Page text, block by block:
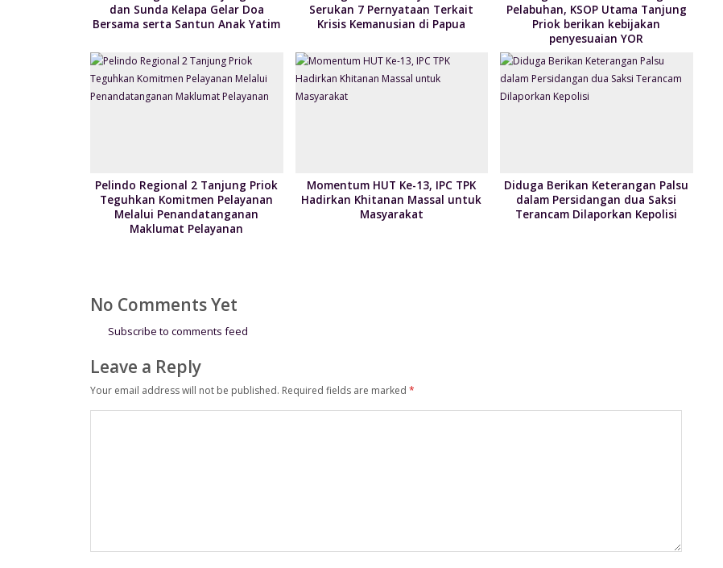
dan Sunda Kelapa Gelar Doa
Bersama serta Santun Anak Yatim
Serukan 7 Pernyataan Terkait
Krisis Kemanusian di Papua
Pelabuhan, KSOP Utama Tanjung
Priok berikan kebijakan
penyesuaian YOR
Pelindo Regional 2 Tanjung Priok
Teguhkan Komitmen Pelayanan
Melalui Penandatanganan
Maklumat Pelayanan
Momentum HUT Ke-13, IPC TPK
Hadirkan Khitanan Massal untuk
Masyarakat
Diduga Berikan Keterangan Palsu
dalam Persidangan dua Saksi
Terancam Dilaporkan Kepolisi
No Comments Yet
Subscribe to comments feed
Leave a Reply
Your email address will not be published. Required fields are marked *